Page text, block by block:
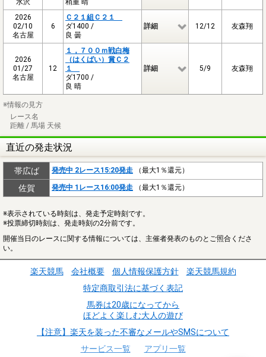
2026
02/10
名古屋
6
Ｃ２１組Ｃ２１
ダ1400 /
良 曇
詳細 12/12 友森翔
2026
01/27
名古屋
12
１，７００ｍ戦白梅
（はくばい）賞Ｃ２
１
ダ1700 /
良 晴
詳細 5/9 友森翔
※情報の見方
レース名
距離 / 馬場 天候
直近の発走状況
帯広ば 発売中 2レース15:20発走 （最大1％還元）
佐賀 発売中 1レース16:00発走 （最大1％還元）
※表示されている時刻は、発走予定時刻です。
※投票締切時刻は、発走時刻の2分前です。
開催当日のレースに関する情報については、主催者発表のものとご照合くださ
い。
楽天競馬 会社概要 個人情報保護方針
楽天競馬規約
特定商取引法に基づく表記
馬券は20歳になってから
ほどよく楽しむ大人の遊び
【注意】楽天を装った不審なメールやSMSについて
サービス一覧
アプリ一覧